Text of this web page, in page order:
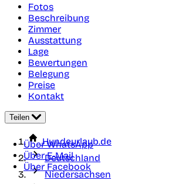
Fotos
Beschreibung
Zimmer
Ausstattung
Lage
Bewertungen
Belegung
Preise
Kontakt
Teilen
Über WhatsApp
Über E-Mail
Über Facebook
Hundeurlaub.de
Deutschland
Niedersachsen